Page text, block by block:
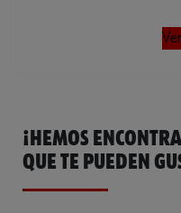
¡HEMOS
QUE TE PUEDEN